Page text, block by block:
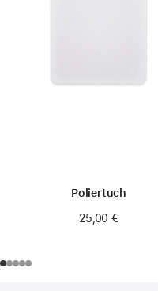
Poliertuch
25,00 €